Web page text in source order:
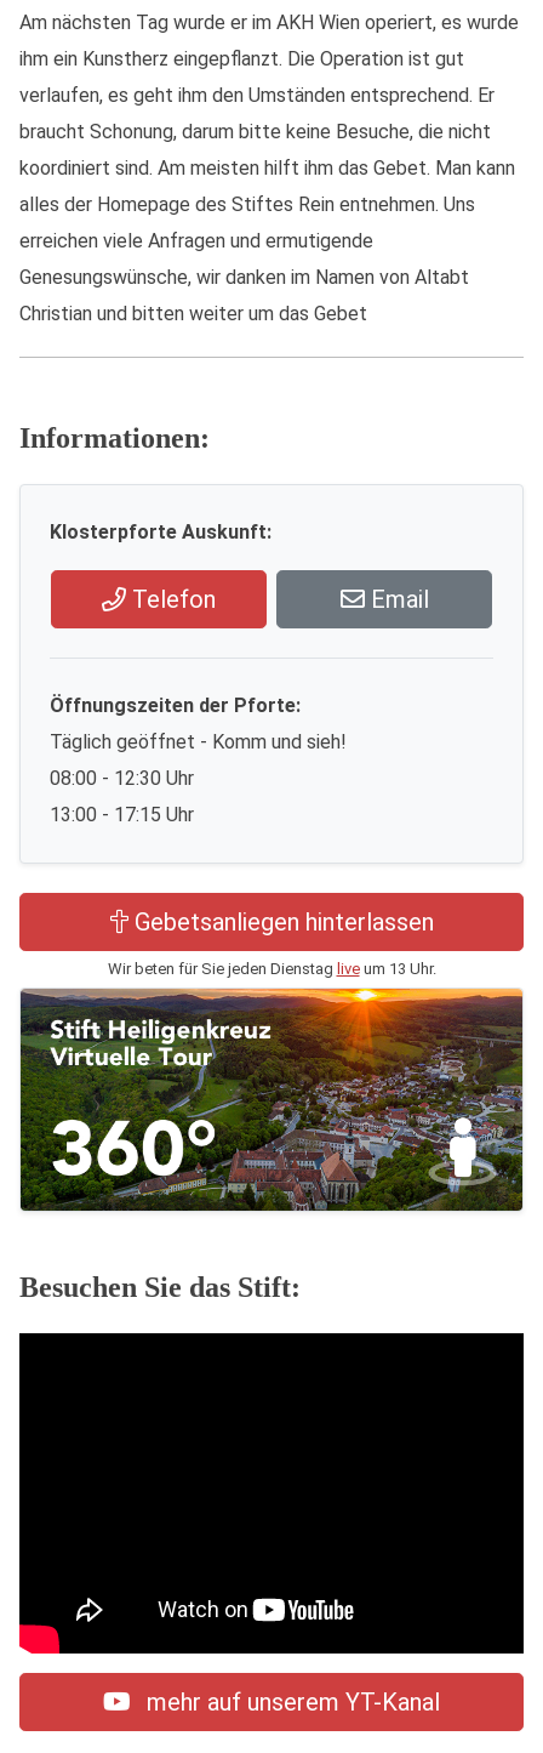
Am nächsten Tag wurde er im AKH Wien operiert, es wurde
ihm ein Kunstherz eingepflanzt. Die Operation ist gut
verlaufen, es geht ihm den Umständen entsprechend. Er
braucht Schonung, darum bitte keine Besuche, die nicht
koordiniert sind. Am meisten hilft ihm das Gebet. Man kann
alles der Homepage des Stiftes Rein entnehmen. Uns
erreichen viele Anfragen und ermutigende
Genesungswünsche, wir danken im Namen von Altabt
Christian und bitten weiter um das Gebet
Informationen:
Klosterpforte Auskunft:
Telefon Email
Öffnungszeiten der Pforte:
Täglich geöffnet - Komm und sieh!
08:00 - 12:30 Uhr
13:00 - 17:15 Uhr
Gebetsanliegen hinterlassen
Wir beten für Sie jeden Dienstag liveum 13 Uhr.
Besuchen Sie das Stift:
mehr auf unserem YT-Kanal